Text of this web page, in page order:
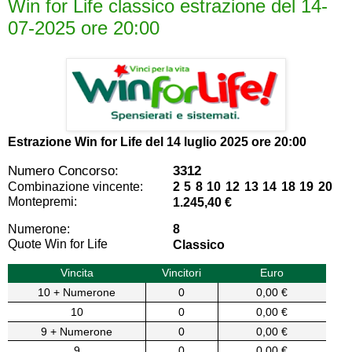
Win for Life classico estrazione del 14-
07-2025 ore 20:00
Estrazione Win for Life del 14 luglio 2025 ore 20:00
Numero Concorso: 3312
Combinazione vincente:
2 5 8 10 12 13 14 18 19 20
Montepremi:
1.245,40 €
Numerone:
8
Quote Win for Life
Classico
Vincita Vincitori
Euro
10 + Numerone
0
0,00 €
10
0
0,00 €
9 + Numerone
0
0,00 €